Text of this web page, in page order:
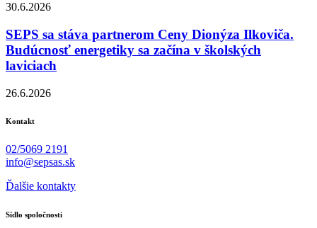
30.6.2026
SEPS sa stáva partnerom Ceny Dionýza Ilkoviča.
Budúcnosť energetiky sa začína v školských
laviciach
26.6.2026
Kontakt
02/5069 2191
info@sepsas.sk
Ďalšie kontakty
Sídlo spoločnosti